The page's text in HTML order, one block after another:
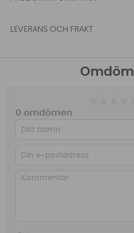
LEVERANS OCH FRAKT
0 omdömen